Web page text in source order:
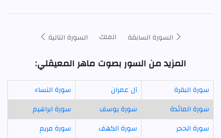
السورة السابقة الملك السورة التالية
المزيد من السور بصوت ماهر المعيقلي:
سورة البقرة آل عمران
سورة النساء
سورة المائدة
سورة يوسف
سورة ابراهيم
سورة الحجر
سورة الكهف
سورة مريم